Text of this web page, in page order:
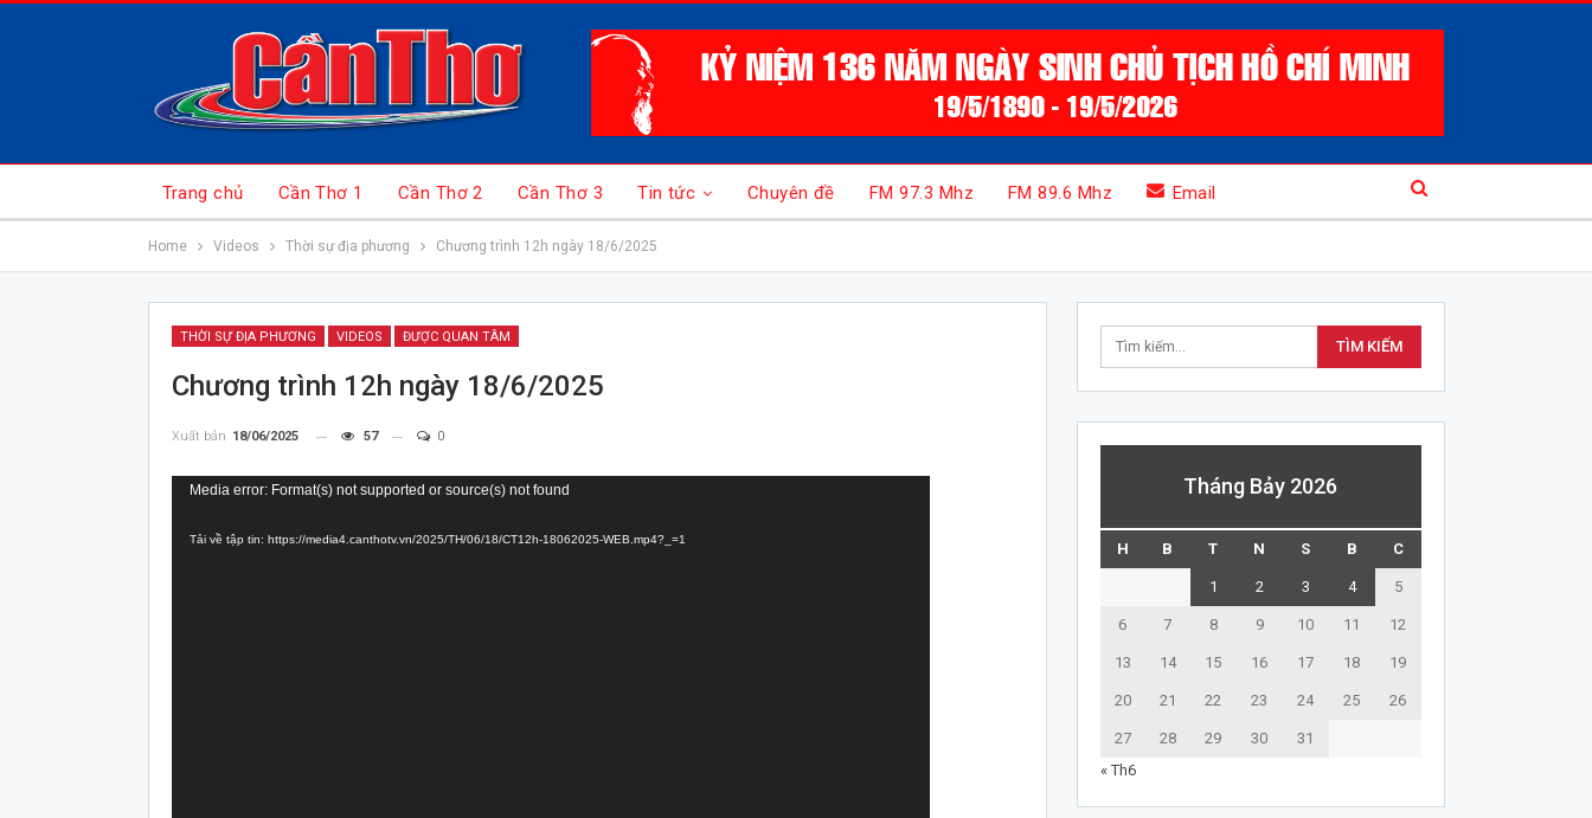
Trang chủ Cần Thơ 1 Cần Thơ 2 Cần Thơ 3 Tin tức Chuyên đề FM 97.3 Mhz FM 89.6 Mhz Email
Home Videos Thời sự địa phương Chương trình 12h ngày 18/6/2025
THỜI SỰ ĐỊA PHƯƠNG VIDEOS ĐƯỢC QUAN TÂM
Chương trình 12h ngày 18/6/2025
Xuất bản 18/06/2025 57 0
Trình
Video
Media error: Format(s) not supported or source(s) not found
Tải về tập tin: https://media4.canthotv.vn/2025/TH/06/18/CT12h-18062025-WEB.mp4?_=1
Tháng Bảy 2026
H B T N S B C
1 2 3 4 5
6 7 8 9 10 11 12
13 14 15 16 17 18 19
20 21 22 23 24 25 26
27 28 29 30
31
« Th6